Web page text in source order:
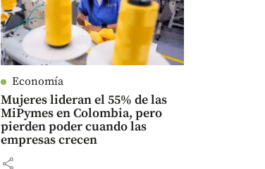
Economía
Mujeres lideran el 55% de las
MiPymes en Colombia, pero
pierden poder cuando las
empresas crecen
share